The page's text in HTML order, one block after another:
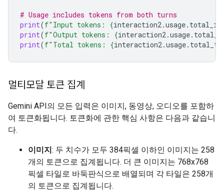
# Usage includes tokens from both turns
print(f"Input tokens: {interaction2.usage.
print(f"Output tokens: {interaction2.usage.
print(f"Total tokens: {interaction2.usage.
멀티모달 토큰 집계
Gemini API의 모든 입력은 이미지, 동영상, 오디오를 포함하
여 토큰화됩니다. 토큰화에 관한 핵심 사항은 다음과 같습니
다.
이미지: 두 치수가 모두 384픽셀 이하인 이미지는 258
개의 토큰으로 집계됩니다. 더 큰 이미지는 768x768
픽셀 타일로 바둑판식으로 배열되며 각 타일은 258개
의 토큰으로 집계됩니다.